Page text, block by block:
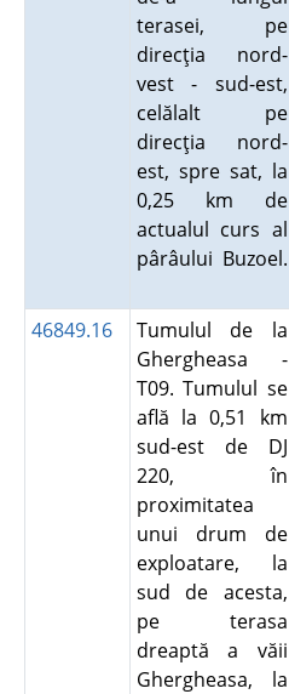
terasei, pe
direcţia nord-
vest - sud-est,
celălalt pe
direcţia nord-
est, spre sat, la
0,25 km de
actualul curs al
pârâului Buzoel.
46849.16
Tumulul de la
Ghergheasa -
T09. Tumulul se
află la 0,51 km
sud-est de DJ
220, în
proximitatea
unui drum de
exploatare, la
sud de acesta,
pe terasa
dreaptă a văii
Ghergheasa, la